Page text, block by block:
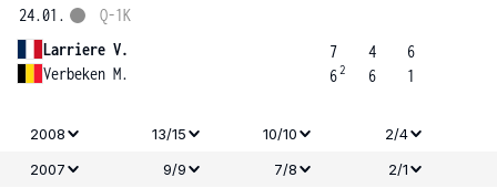
24.01.
Larriere V.
Verbeken M.
Q-1K
7
62
4
6
6
1
2008 13/15 10/10
2/4
2007
9/9 7/8
2/1